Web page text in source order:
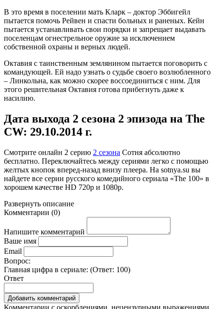
В это время в поселении мать Кларк – доктор Эббигейл
пытается помочь Рейвен и спасти больных и раненых. Кейн
пытается устанавливать свои порядки и запрещает выдавать
поселенцам огнестрельное оружие за исключением
собственной охраны и верных людей.
Октавия с таинственным землянином пытается поговорить с
командующей. Ей надо узнать о судьбе своего возлюбленного
– Линкольна, как можно скорее воссоединиться с ним. Для
этого решительная Октавия готова прибегнуть даже к
насилию.
Дата выхода 2 сезона 2 эпизода на The
CW: 29.10.2014 г.
Смотрите онлайн 2 серию 2 сезона Сотня абсолютно
бесплатно. Переключайтесь между сериями легко с помощью
желтых кнопок вперед-назад внизу плеера. На sotnya.su вы
найдете все серии русского комедийного сериала «The 100» в
хорошем качестве HD 720p и 1080p.
Развернуть описание
Комментарии (0)
Напишите комментарий
Ваше имя
Email
Вопрос:
Главная цифра в сериале: (Ответ: 100)
Ответ
Комментарии с оскорблениями, нецензурными выражениями